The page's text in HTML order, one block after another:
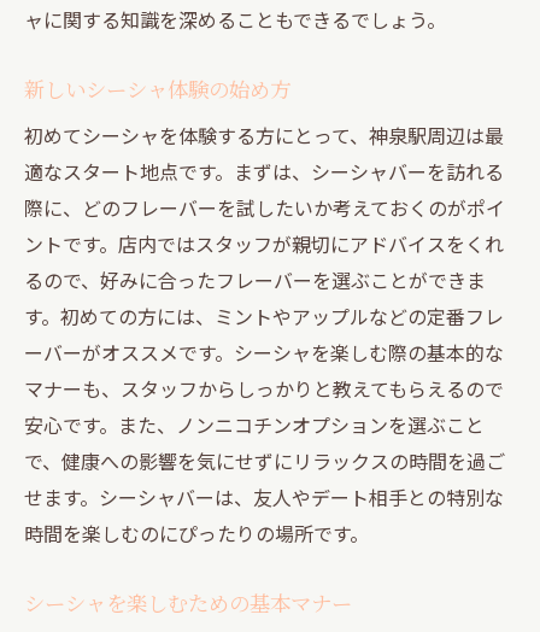
フレーバーの違いを楽しむコツ
ー
シーシャの新しい楽しみ方を神泉駅で体験しよ
う
初心者向けのシーシャ入門
多様なフレーバーで試すシーシャの楽しみ
神泉駅でのシーシャ体験をより充実させる
ために
シーシャを通じて新しい友達を作ろう
シーシャを吸う場合の心得
神泉駅でシーシャを楽しむためのヒント
神泉駅の隠れたシーシャスポットで心を癒す
人混みを避けた静かなシーシャバー
ャに関する知識を深めることもできるでしょう。
新しいシーシャ体験の始め方
初めてシーシャを体験する方にとって、神泉駅周辺は最
適なスタート地点です。まずは、シーシャバーを訪れる
際に、どのフレーバーを試したいか考えておくのがポイ
ントです。店内ではスタッフが親切にアドバイスをくれ
るので、好みに合ったフレーバーを選ぶことができま
す。初めての方には、ミントやアップルなどの定番フレ
ーバーがオススメです。シーシャを楽しむ際の基本的な
マナーも、スタッフからしっかりと教えてもらえるので
安心です。また、ノンニコチンオプションを選ぶこと
で、健康への影響を気にせずにリラックスの時間を過ご
せます。シーシャバーは、友人やデート相手との特別な
時間を楽しむのにぴったりの場所です。
シーシャを楽しむための基本マナー